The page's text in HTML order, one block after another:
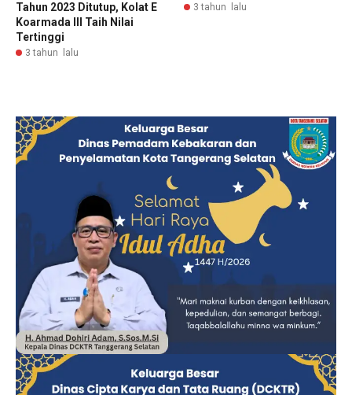
Tahun 2023 Ditutup, Kolat E
Koarmada III Taih Nilai
Tertinggi
3 tahun lalu
3 tahun lalu